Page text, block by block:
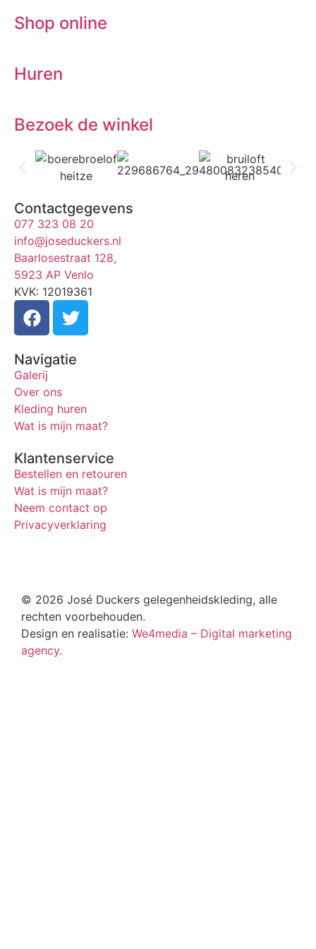
Shop online
Huren
Bezoek de winkel
Contactgegevens
077 323 08 20
info@joseduckers.nl
Baarlosestraat 128,
5923 AP Venlo
KVK: 12019361
Navigatie
Galerij
Over ons
Kleding huren
Wat is mijn maat?
Klantenservice
Bestellen en retouren
Wat is mijn maat?
Neem contact op
Privacyverklaring
© 2026 José Duckers gelegenheidskleding, alle
rechten voorbehouden.
Design en realisatie: We4media – Digital marketing
agency.